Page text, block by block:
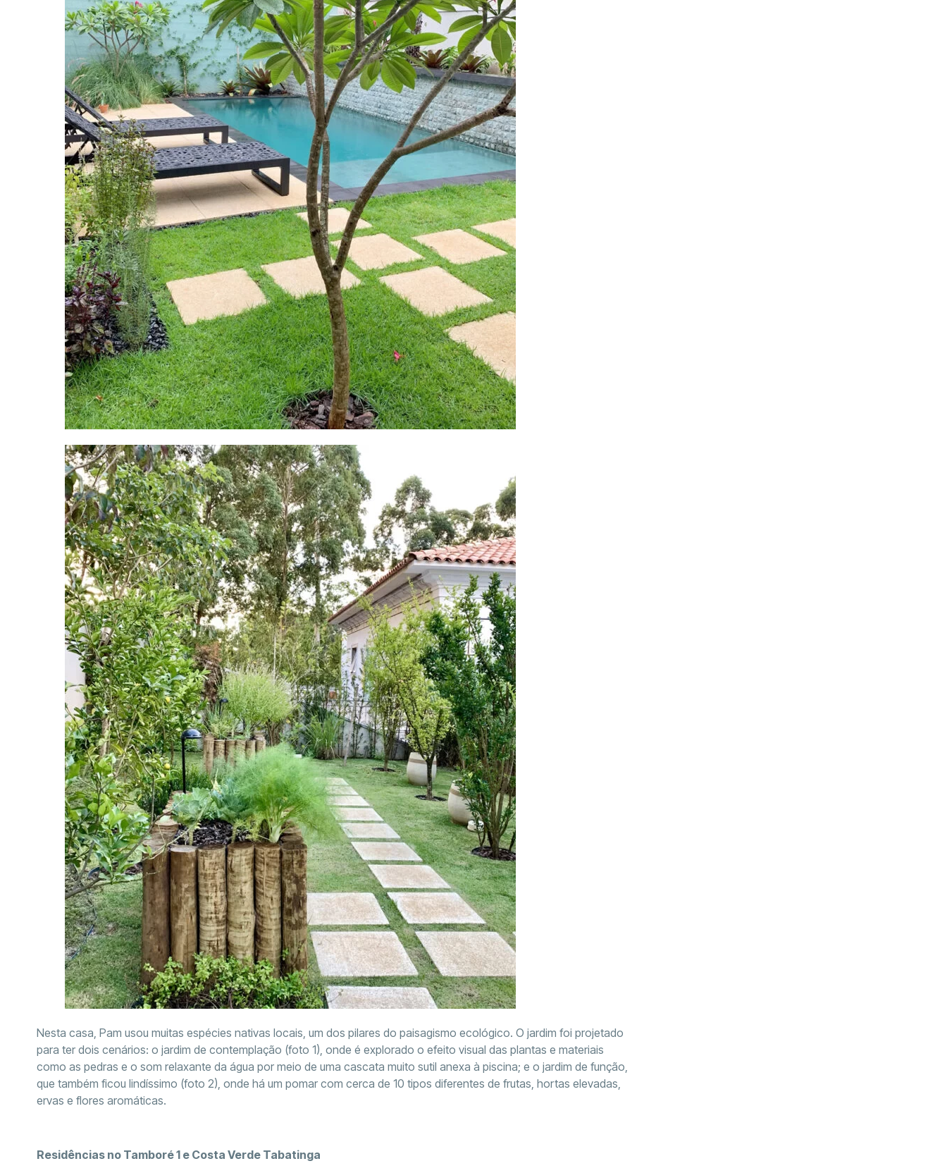
Nesta casa, Pam usou muitas espécies nativas locais, um dos pilares do paisagismo ecológico. O jardim foi projetado
para ter dois cenários: o jardim de contemplação (foto 1), onde é explorado o efeito visual das plantas e materiais
como as pedras e o som relaxante da água por meio de uma cascata muito sutil anexa à piscina; e o jardim de função,
que também ficou lindíssimo (foto 2), onde há um pomar com cerca de 10 tipos diferentes de frutas, hortas elevadas,
ervas e flores aromáticas.
Residências no Tamboré 1 e Costa Verde Tabatinga